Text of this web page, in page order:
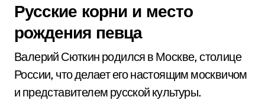
Русские корни и место
рождения певца
Валерий Сюткин родился в Москве, столице
России, что делает его настоящим москвичом
и представителем русской культуры.